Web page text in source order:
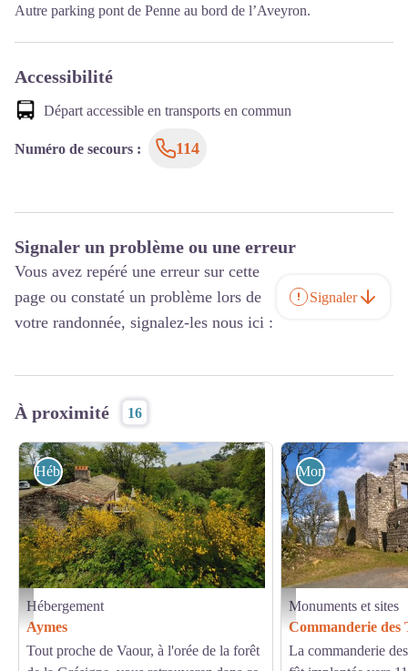
Autre parking pont de Penne au bord de l’Aveyron.
Accessibilité
Départ accessible en transports en commun
Numéro de secours : 114
Signaler un problème ou une erreur
Vous avez repéré une erreur sur cette
page ou constaté un problème lors de
votre randonnée, signalez-les nous ici :
Signaler
À proximité 16
G1256 - Aymes - Tarn - Extérieur - Gîtes de France
Hébergement
Hébergement
Aymes
Tout proche de Vaour, à l'orée de la forêt
Commanderie des
Monuments et sites
Monuments et sites
Commanderie des
La commanderie